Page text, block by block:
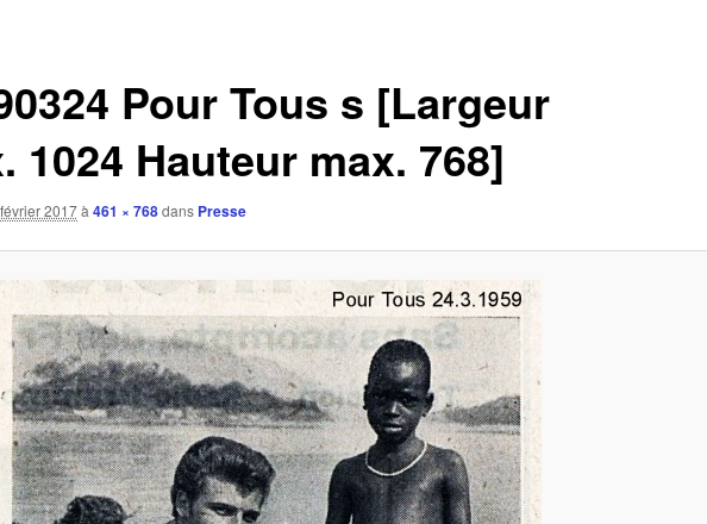
Pour Tous s [Largeur
1024 Hauteur max. 768]
2017à 461 × 768dans Presse